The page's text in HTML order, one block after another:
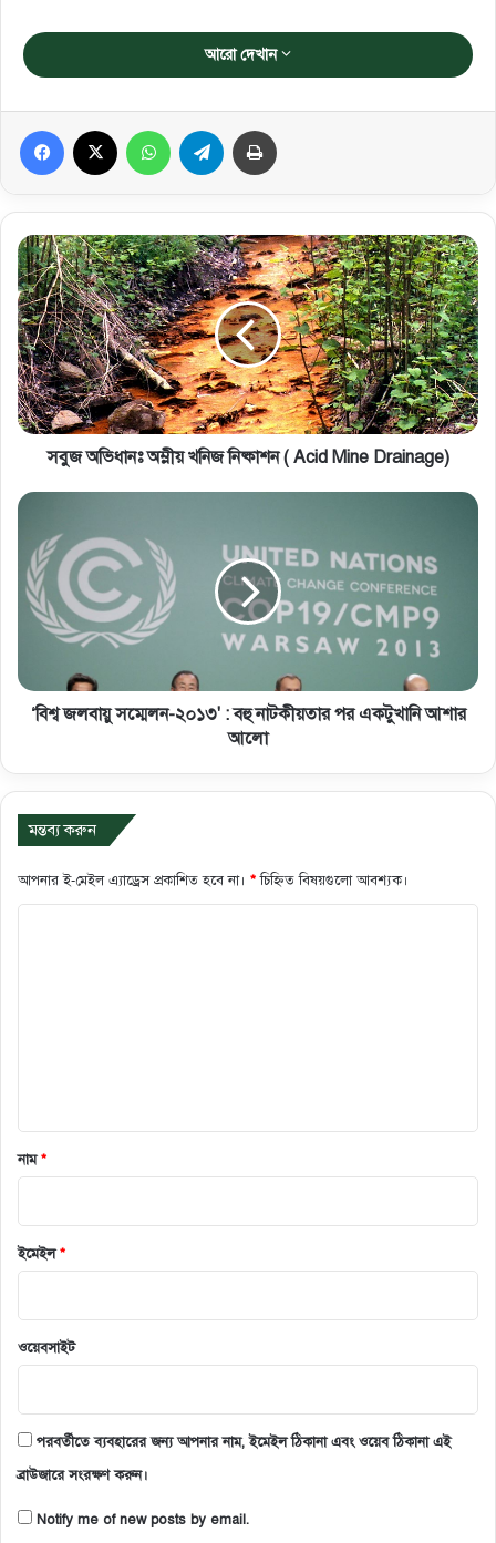
আরো দেখান
সবুজ অভিধানঃ অম্লীয় খনিজ নিষ্কাশন ( Acid Mine Drainage)
‘বিশ্ব জলবায়ু সম্মেলন-২০১৩' : বহু নাটকীয়তার পর একটুখানি আশার
আলো
মন্তব্য করুন
আপনার ই-মেইল এ্যাড্রেস প্রকাশিত হবে না। *চিহ্নিত বিষয়গুলো আবশ্যক।
নাম*
ইমেইল*
ওয়েবসাইট
পরবর্তীতে ব্যবহারের জন্য আপনার নাম, ইমেইল ঠিকানা এবং ওয়েব ঠিকানা এই
ব্রাউজারে সংরক্ষণ করুন।
Notify me of new posts by email.